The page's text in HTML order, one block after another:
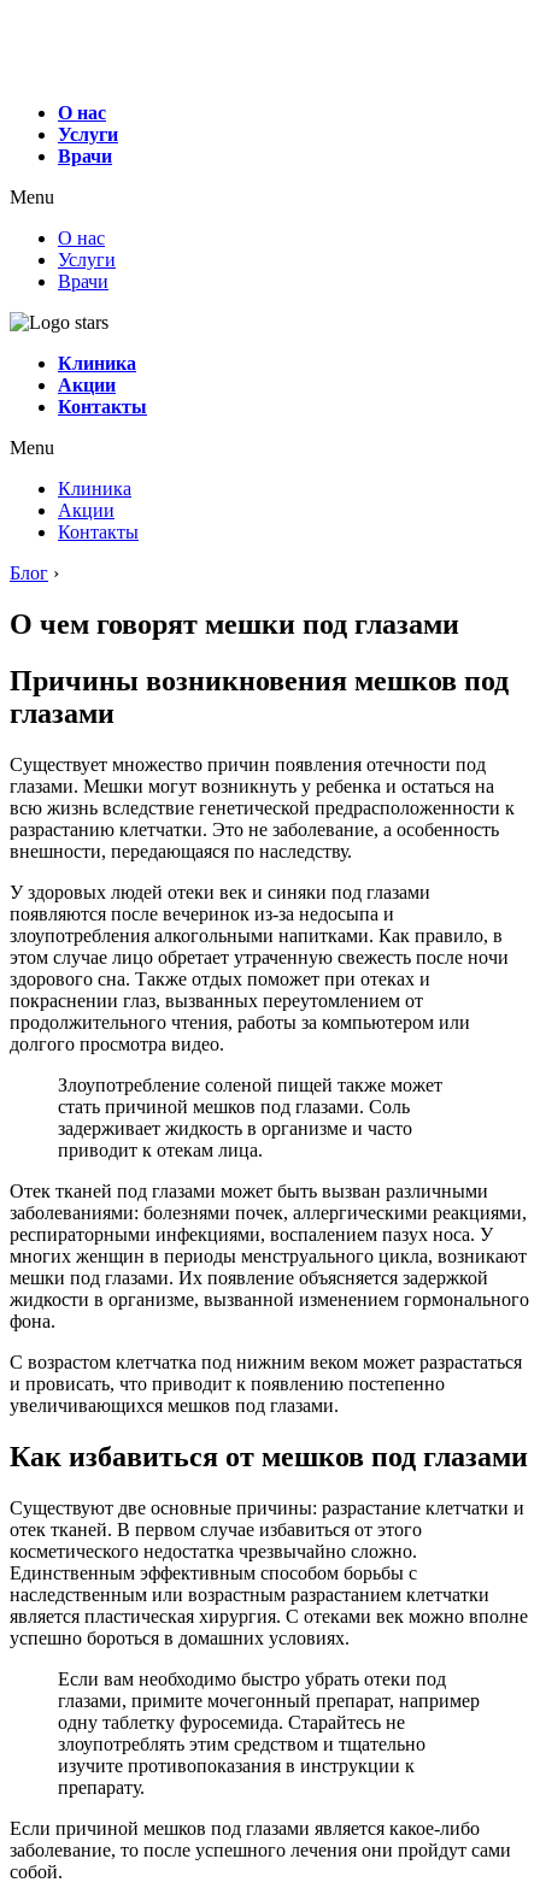
О нас
Услуги
Врачи
Menu
О нас
Услуги
Врачи
Клиника
Акции
Контакты
Menu
Клиника
Акции
Контакты
Блог ›
О чем говорят мешки под глазами
Причины возникновения мешков под
глазами
Существует множество причин появления отечности под
глазами. Мешки могут возникнуть у ребенка и остаться на
всю жизнь вследствие генетической предрасположенности к
разрастанию клетчатки. Это не заболевание, а особенность
внешности, передающаяся по наследству.
У здоровых людей отеки век и синяки под глазами
появляются после вечеринок из-за недосыпа и
злоупотребления алкогольными напитками. Как правило, в
этом случае лицо обретает утраченную свежесть после ночи
здорового сна. Также отдых поможет при отеках и
покраснении глаз, вызванных переутомлением от
продолжительного чтения, работы за компьютером или
долгого просмотра видео.
Злоупотребление соленой пищей также может
стать причиной мешков под глазами. Соль
задерживает жидкость в организме и часто
приводит к отекам лица.
Отек тканей под глазами может быть вызван различными
заболеваниями: болезнями почек, аллергическими реакциями,
респираторными инфекциями, воспалением пазух носа. У
многих женщин в периоды менструального цикла, возникают
мешки под глазами. Их появление объясняется задержкой
жидкости в организме, вызванной изменением гормонального
фона.
С возрастом клетчатка под нижним веком может разрастаться
и провисать, что приводит к появлению постепенно
увеличивающихся мешков под глазами.
Как избавиться от мешков под глазами
Существуют две основные причины: разрастание клетчатки и
отек тканей. В первом случае избавиться от этого
косметического недостатка чрезвычайно сложно.
Единственным эффективным способом борьбы с
наследственным или возрастным разрастанием клетчатки
является пластическая хирургия. С отеками век можно вполне
успешно бороться в домашних условиях.
Если вам необходимо быстро убрать отеки под
глазами, примите мочегонный препарат, например
одну таблетку фуросемида. Старайтесь не
злоупотреблять этим средством и тщательно
изучите противопоказания в инструкции к
препарату.
Если причиной мешков под глазами является какое-либо
заболевание, то после успешного лечения они пройдут сами
собой.